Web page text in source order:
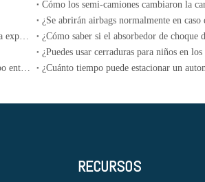
¿Qué significa "Cilindro de puntuación "? ¿En qué circunstancias la experiencia del motor "Cilindro de puntuación"?
¿Sabes cómo girar a la izquierda en el área de espera? ¿Cuándo debo entrar?
RECURSOS